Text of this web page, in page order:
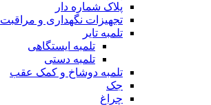
پلاک شماره دار
تجهیزات نگهداری و مراقبت
تلمبه تایر
تلمبه ایستگاهی
تلمبه دستی
تلمبه دوشاخ و کمک عقب
جک
چراغ